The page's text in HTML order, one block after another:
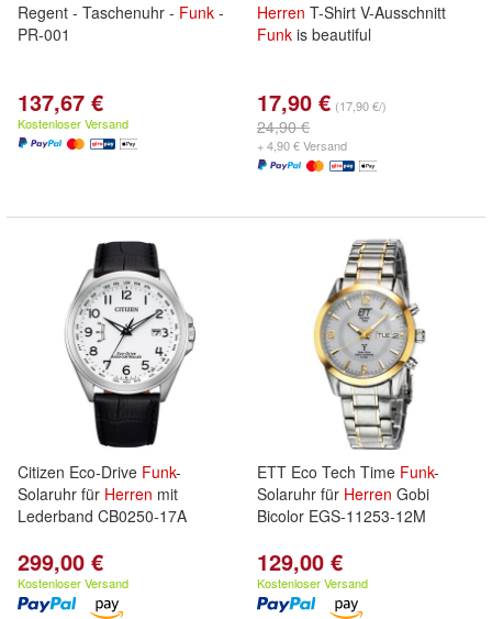
Regent - Taschenuhr - Funk -
PR-001
137,67 €
Kostenloser Versand
Herren T-Shirt V-Ausschnitt
Funk is beautiful
17,90 € (17,90 €/)
24,90 €
+ 4,90 € Versand
Citizen Eco-Drive Funk-
Solaruhr für Herren mit
Lederband CB0250-17A
299,00 €
Kostenloser Versand
ETT Eco Tech Time Funk-
Solaruhr für Herren Gobi
Bicolor EGS-11253-12M
129,00 €
Kostenloser Versand